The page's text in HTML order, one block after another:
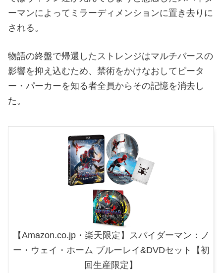
ーマンによってミラーディメンションに置き去りに
される。
物語の終盤で帰還したストレンジはマルチバースの
影響を抑え込むため、禁術をかけなおしてピータ
ー・パーカーを知る者全員からその記憶を消去し
た。
【Amazon.co.jp・楽天限定】スパイダーマン：ノ
ー・ウェイ・ホーム ブルーレイ&DVDセット【初
回生産限定】